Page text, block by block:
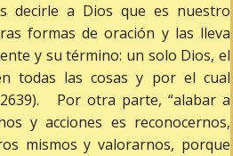
decirle a Dios que es nuestro
formas de oración y las lleva
y su término: un solo Dios, el
todas las cosas y por el cual
Por otra parte, “alabar a
y acciones es reconocernos,
mismos y valorarnos, porque